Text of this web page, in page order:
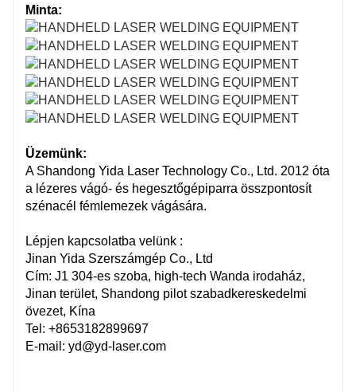
Minta:
Üzemünk:
A Shandong Yida Laser Technology Co., Ltd. 2012 óta
a lézeres vágó- és hegesztőgépiparra összpontosít
szénacél fémlemezek vágására.
Lépjen kapcsolatba velünk :
Jinan Yida Szerszámgép Co., Ltd
Cím: J1 304-es szoba, high-tech Wanda irodaház,
Jinan terület, Shandong pilot szabadkereskedelmi
övezet, Kína
Tel: +8653182899697
E-mail: yd@yd-laser.com